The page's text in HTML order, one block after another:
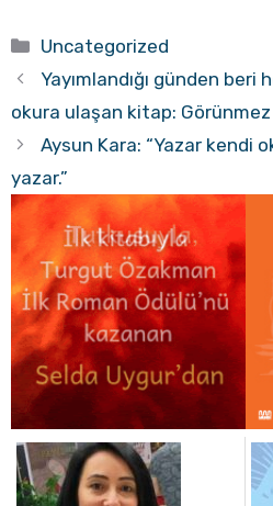
Kategoriler
Uncategorized
Yayımlandığı günden
okura ulaşan kitap: Görünmez
Aysun Kara: “Yazar kendi
yazar.”